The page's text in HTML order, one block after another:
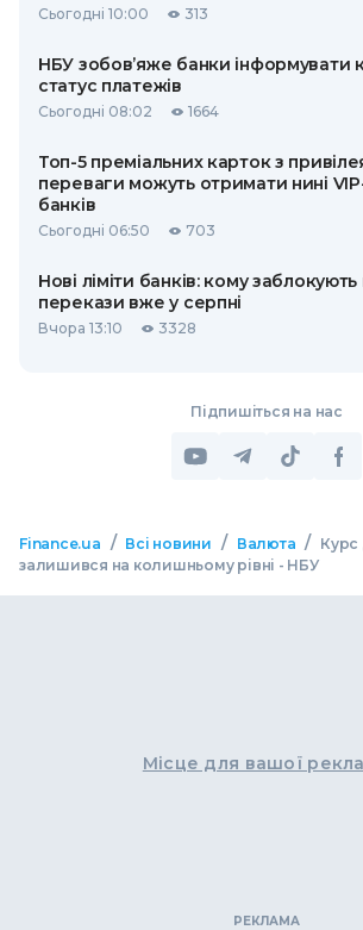
Сьогодні 10:00 313
НБУ зобов’яже банки інформувати
статус платежів
Сьогодні 08:02 1664
Топ-5 преміальних карток з
переваги можуть отримати нині
банків
Сьогодні 06:50 703
Нові ліміти банків: кому
перекази вже у серпні
Вчора 13:10 3328
Підпишіться на нас
Finance.ua / Всі новини / Валюта /
залишився на колишньому рівні - НБУ
Місце для вашої